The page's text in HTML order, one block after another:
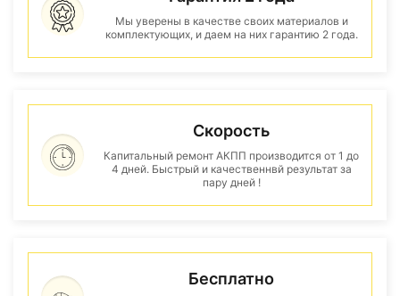
Мы уверены в качестве своих материалов и
комплектующих, и даем на них гарантию 2 года.
Скорость
Капитальный ремонт АКПП производится от 1 до
4 дней. Быстрый и качественнвй результат за
пару дней !
Бесплатно